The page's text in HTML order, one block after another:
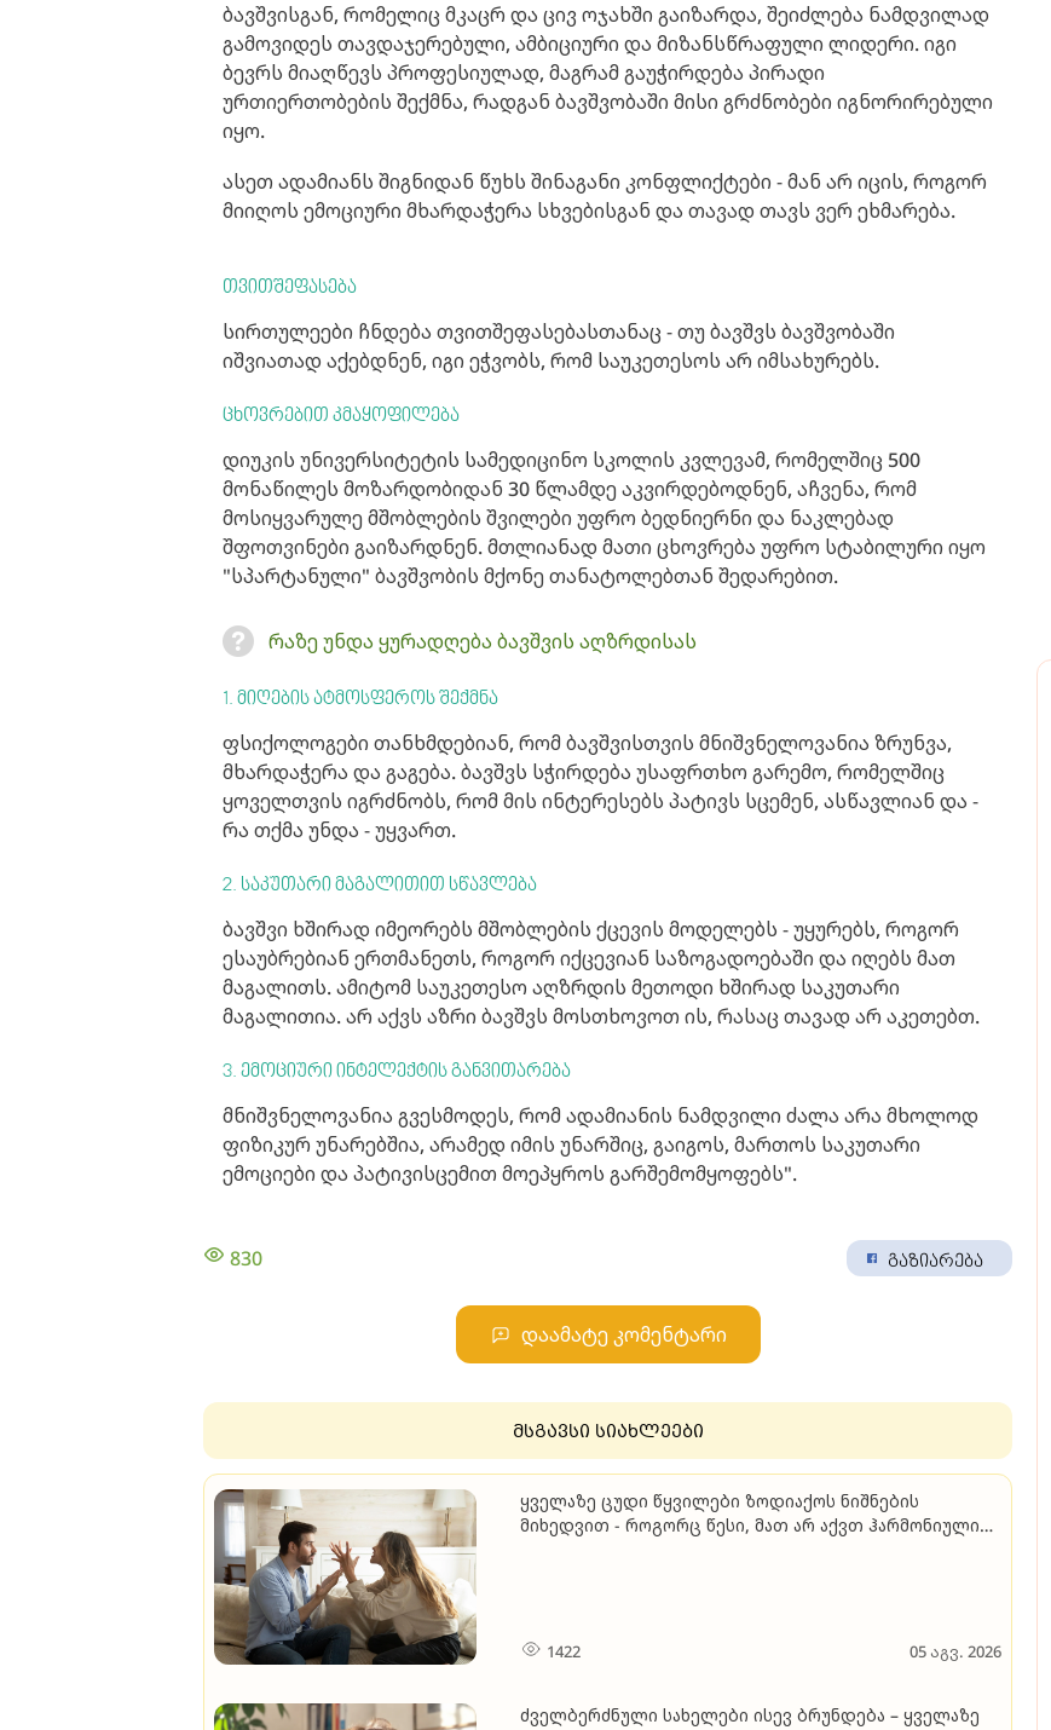
ბავშვისგან, რომელიც მკაცრ და ცივ ოჯახში გაიზარდა, შეიძლება ნამდვილად
გამოვიდეს თავდაჯერებული, ამბიციური და მიზანსწრაფული ლიდერი. იგი
ბევრს მიაღწევს პროფესიულად, მაგრამ გაუჭირდება პირადი
ურთიერთობების შექმნა, რადგან ბავშვობაში მისი გრძნობები იგნორირებული
იყო.
ასეთ ადამიანს შიგნიდან წუხს შინაგანი კონფლიქტები - მან არ იცის, როგორ
მიიღოს ემოციური მხარდაჭერა სხვებისგან და თავად თავს ვერ ეხმარება.
თვითშეფასება
სირთულეები ჩნდება თვითშეფასებასთანაც - თუ ბავშვს ბავშვობაში
იშვიათად აქებდნენ, იგი ეჭვობს, რომ საუკეთესოს არ იმსახურებს.
ცხოვრებით კმაყოფილება
დიუკის უნივერსიტეტის სამედიცინო სკოლის კვლევამ, რომელშიც 500
მონაწილეს მოზარდობიდან 30 წლამდე აკვირდებოდნენ, აჩვენა, რომ
მოსიყვარულე მშობლების შვილები უფრო ბედნიერნი და ნაკლებად
შფოთვინები გაიზარდნენ. მთლიანად მათი ცხოვრება უფრო სტაბილური იყო
"სპარტანული" ბავშვობის მქონე თანატოლებთან შედარებით.
რაზე უნდა ყურადღება ბავშვის აღზრდისას
1. მიღების ატმოსფეროს შექმნა
ფსიქოლოგები თანხმდებიან, რომ ბავშვისთვის მნიშვნელოვანია ზრუნვა,
მხარდაჭერა და გაგება. ბავშვს სჭირდება უსაფრთხო გარემო, რომელშიც
ყოველთვის იგრძნობს, რომ მის ინტერესებს პატივს სცემენ, ასწავლიან და -
რა თქმა უნდა - უყვართ.
2. საკუთარი მაგალითით სწავლება
ბავშვი ხშირად იმეორებს მშობლების ქცევის მოდელებს - უყურებს, როგორ
ესაუბრებიან ერთმანეთს, როგორ იქცევიან საზოგადოებაში და იღებს მათ
მაგალითს. ამიტომ საუკეთესო აღზრდის მეთოდი ხშირად საკუთარი
მაგალითია. არ აქვს აზრი ბავშვს მოსთხოვოთ ის, რასაც თავად არ აკეთებთ.
3. ემოციური ინტელექტის განვითარება
მნიშვნელოვანია გვესმოდეს, რომ ადამიანის ნამდვილი ძალა არა მხოლოდ
ფიზიკურ უნარებშია, არამედ იმის უნარშიც, გაიგოს, მართოს საკუთარი
ემოციები და პატივისცემით მოეპყროს გარშემომყოფებს".
830 გაზიარება
დაამატე კომენტარი
მსგავსი სიახლეები
ყველაზე ცუდი წყვილები ზოდიაქოს ნიშნების
მიხედვით - როგორც წესი, მათ არ აქვთ ჰარმონიული
1422 05 აგვ. 2026
ძველბერძნული სახელები ისევ ბრუნდება – ყველაზე